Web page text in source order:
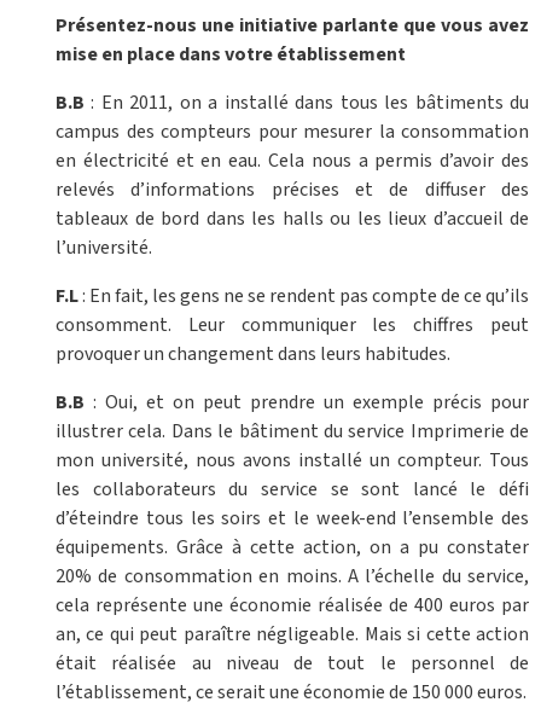
Présentez-nous une initiative parlante que vous avez
mise en place dans votre établissement
B.B : En 2011, on a installé dans tous les bâtiments du
campus des compteurs pour mesurer la consommation
en électricité et en eau. Cela nous a permis d’avoir des
relevés d’informations précises et de diffuser des
tableaux de bord dans les halls ou les lieux d’accueil de
l’université.
F.L: En fait, les gens ne se rendent pas compte de ce qu’ils
consomment. Leur communiquer les chiffres peut
provoquer un changement dans leurs habitudes.
B.B : Oui, et on peut prendre un exemple précis pour
illustrer cela. Dans le bâtiment du service Imprimerie de
mon université, nous avons installé un compteur. Tous
les collaborateurs du service se sont lancé le défi
d’éteindre tous les soirs et le week-end l’ensemble des
équipements. Grâce à cette action, on a pu constater
20% de consommation en moins. A l’échelle du service,
cela représente une économie réalisée de 400 euros par
an, ce qui peut paraître négligeable. Mais si cette action
était réalisée au niveau de tout le personnel de
l’établissement, ce serait une économie de 150 000 euros.